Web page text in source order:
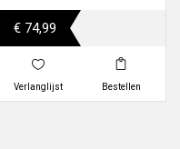
€ 74,99
Verlanglijst Bestellen